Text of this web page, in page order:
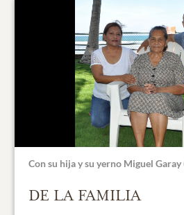
Con su hija y su yerno Miguel Garay
DE LA FAMILIA